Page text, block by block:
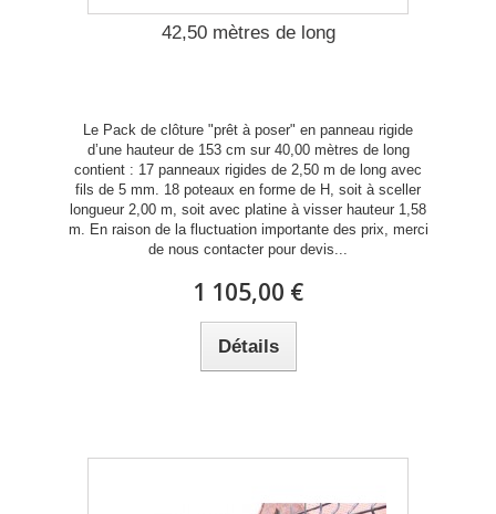
42,50 mètres de long
Le Pack de clôture "prêt à poser" en panneau rigide
d’une hauteur de 153 cm sur 40,00 mètres de long
contient : 17 panneaux rigides de 2,50 m de long avec
fils de 5 mm. 18 poteaux en forme de H, soit à sceller
longueur 2,00 m, soit avec platine à visser hauteur 1,58
m. En raison de la fluctuation importante des prix, merci
de nous contacter pour devis...
1 105,00 €
Détails